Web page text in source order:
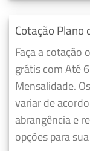
Cotação Plano
Faça a cotação
grátis com Até
Mensalidade.
variar de
abrangência e
opções para